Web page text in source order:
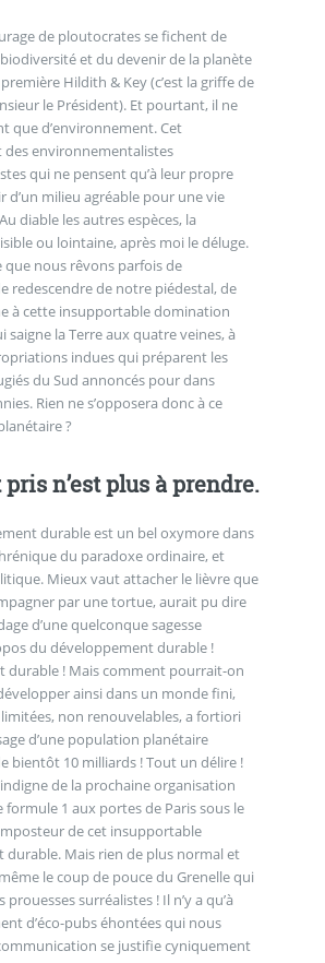
de ploutocrates se fichent de
biodiversité et du devenir de la planète
Hildith & Key (c’est la griffe de
Président). Et pourtant, il ne
que d’environnement. Cet
environnementalistes
qui ne pensent qu’à leur propre
d’un milieu agréable pour une vie
diable les autres espèces, la
ou lointaine, après moi le déluge.
que nous rêvons parfois de
redescendre de notre piédestal, de
à cette insupportable domination
la Terre aux quatre veines, à
indues qui préparent les
du Sud annoncés pour dans
Rien ne s’opposera donc à ce
?
pris n’est plus à prendre.
durable est un bel oxymore dans
du paradoxe ordinaire, et
Mieux vaut attacher le lièvre que
par une tortue, aurait pu dire
d’une quelconque sagesse
du développement durable !
durable ! Mais comment pourrait-on
ainsi dans un monde fini,
non renouvelables, a fortiori
d’une population planétaire
bientôt 10 milliards ! Tout un délire !
de la prochaine organisation
formule 1 aux portes de Paris sous le
de cet insupportable
durable. Mais rien de plus normal et
le coup de pouce du Grenelle qui
surréalistes ! Il n’y a qu’à
d’éco-pubs éhontées qui nous
se justifie cyniquement